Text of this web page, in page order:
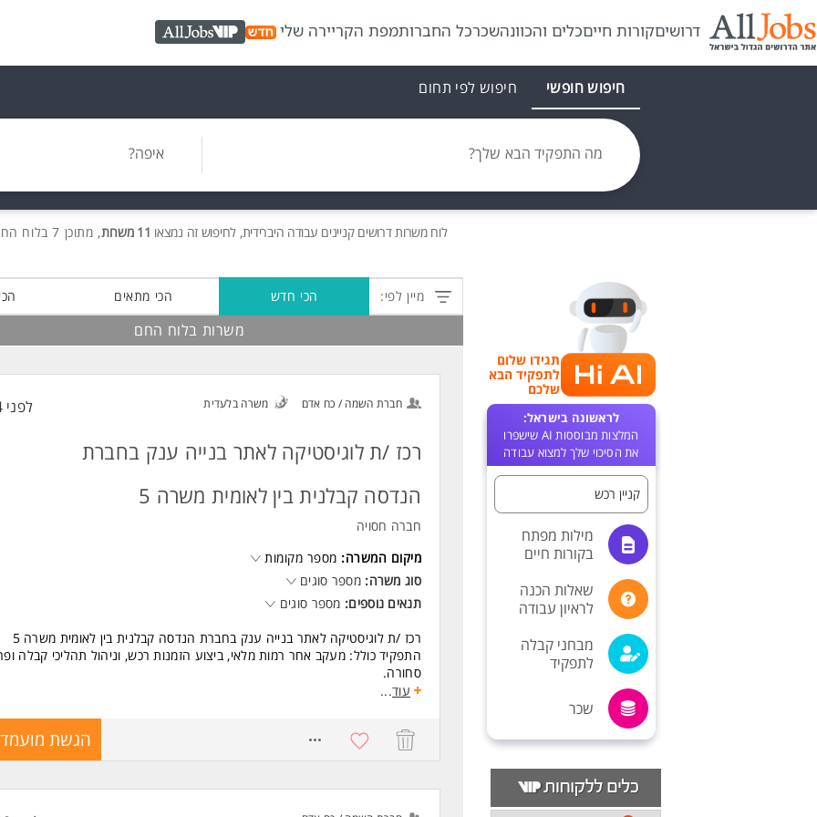
דרושיםקורות חייםכלים והכוונהשכרכל החברותמפת הקריירה שלי AllJobs VIP
חיפוש חופשי חיפוש לפי תחום
מה התפקיד הבא שלך? איפה?
לוח משרותדרושים קניינים עבודה היברידית, לחיפוש זה נמצאו 11 משרות , מתוכן 7 בלוח החם חינם!
תגידו שלום
לתפקיד הבא
שלכם
לראשונה בישראל:
המלצות מבוססות AI שישפרו
את הסיכוי שלך למצוא עבודה
קניין רכש
מילות מפתח
בקורות חיים
שאלות הכנה
לראיון עבודה
מבחני קבלה
לתפקיד
שכר
מיין לפי: הכי חדש הכי מתאים
משרות בלוח החם
חברת השמה / כח אדם משרה בלעדית לפני 4 שעות
רכז /ת לוגיסטיקה לאתר בנייה ענק בחברת
הנדסה קבלנית בין לאומית משרה 5
חברה חסויה
מיקום המשרה: מספר מקומות
סוג משרה: מספר סוגים
תנאים נוספים: מספר סוגים
רכז /ת לוגיסטיקה לאתר בנייה ענק בחברת הנדסה קבלנית בין לאומית משרה 5
התפקיד כולל: מעקב אחר רמות מלאי, ביצוע הזמנות רכש, וניהול תהליכי קבלה
סחורה.
תכנון וארגון משלוחים: תיאום משלוחים עם ספקים ולקוחות, בחירת אמצעי תחבורה
משלוחים, הפקת דוחות וניתוח נתונים., ניהול קשר שוטף עם ספקים ולקוחות,
לפניות ופתרון בעיות. שיפור תהליכים
משה מלאה+ שכר גבוה
דרישות:
עוד...
הגשת